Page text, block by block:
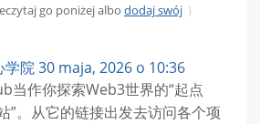
go poniżej albo dodaj swój }
学院30 maja, 2026 o 10:36
当作你探索Web3世界的“起点
”。从它的链接出发去访问各个项